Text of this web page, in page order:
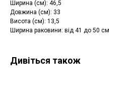
Ширина (см): 46,5
Довжина (см): 33
Висота (см): 13,5
Ширина раковини: від 41 до 50 см
Дивіться також